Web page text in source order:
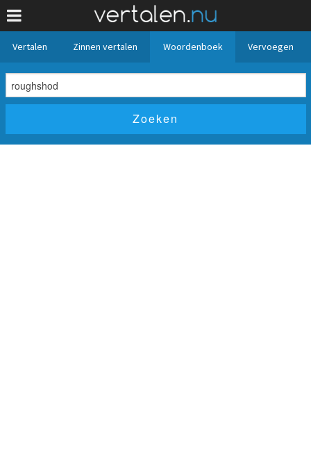
Vertalen Zinnen vertalen Woordenboek Vervoegen